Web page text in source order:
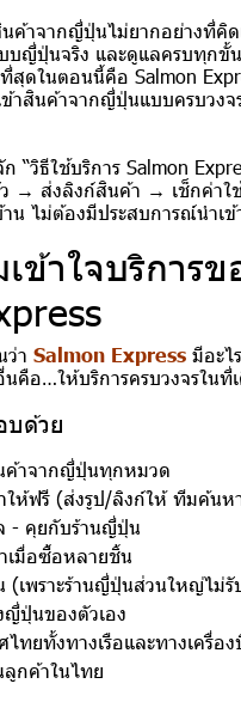
นค้าจากญี่ปุ่นไม่ยากอย่างที่คิด
บบญี่ปุ่นจริง และดูแลครบทุก
สุดในตอนนี้คือ Salmon
ข้าสินค้าจากญี่ปุ่นแบบครบวง
“วิธีใช้บริการ Salmon
ว → ส่งลิงก์สินค้า → เช็กค่าใ
ไม่ต้องมีประสบการณ์นำเข้
ข้าใจบริการข
ว่า Salmon Express มีอะไ
คือ…ให้บริการครบวงจรในที่เ
บด้วย
ค้าจากญี่ปุ่นทุกหมวด
ให้ฟรี (ส่งรูป/ลิงก์ให้ ทีมค้น
- คุยกับร้านญี่ปุ่น
เมื่อซื้อหลายชิ้น
(เพราะร้านญี่ปุ่นส่วนใหญ่ไม่
ปุ่นของตัวเอง
ไทยทั้งทางเรือและทางเครื่อ
กค้าในไทย